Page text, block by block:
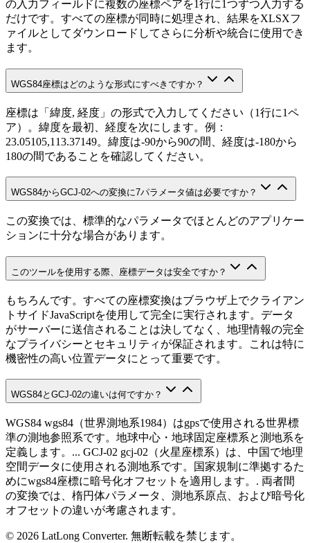
の入力フィールドに複数の座標ペアを1行に1つずつ入力する
だけです。すべての座標が同時に処理され、結果をXLSXフ
ァイルとしてダウンロードしてさらに分析や統合に使用でき
ます。
WGS84座標はどのような形式にすべきですか？
座標は「緯度, 経度」の形式で入力してください（1行に1ペ
ア）。緯度を最初、経度を次にします。例：
23.05105,113.37149。緯度は-90から90の間、経度は-180から
180の間であることを確認してください。
WGS84からGCJ-02への変換に7パラメータ値は必要ですか？
この変換では、標準的なパラメータでほとんどのアプリケー
ションに十分な場合があります。
このツールを使用する際、座標データは安全ですか？
もちろんです。すべての座標変換はブラウザ上でクライアン
トサイドJavaScriptを使用して完全に実行されます。データ
がサーバーに送信されることは決してなく、地理情報の完全
なプライバシーとセキュリティが保証されます。これは特に
機密性の高い位置データにとって重要です。
WGS84とGCJ-02の違いは何ですか？
WGS84 wgs84（世界測地系1984）はgpsで使用される世界標
準の測地参照系です。地球中心・地球固定座標系と測地系を
定義します。... GCJ-02 gcj-02（火星座標系）は、中国で地理
空間データに使用される測地系です。国家規制に準拠するた
めにwgs84座標に暗号化オフセットを適用します。. 両者間
の変換では、楕円体パラメータ、測地系原点、および暗号化
オフセットの違いが考慮されます。
© 2026 LatLong Converter. 無断転載を禁じます。